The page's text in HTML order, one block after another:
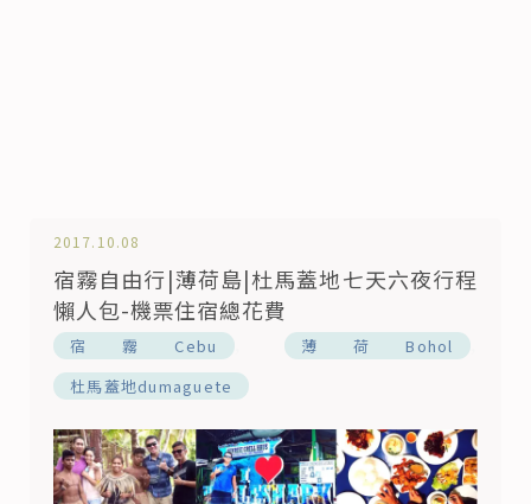
2017.10.08
宿霧自由行|薄荷島|杜馬蓋地七天六夜行程
懶人包-機票住宿總花費
宿霧Cebu , 薄荷Bohol ,
杜馬蓋地dumaguete